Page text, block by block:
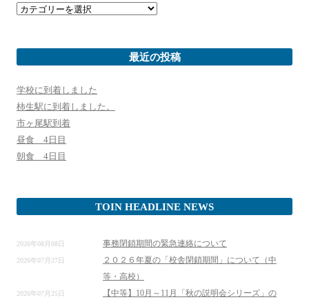
カ
テ
最近の投稿
学校に到着しました
柿生駅に到着しました。
市ヶ尾駅到着
昼食 4日目
朝食 4日目
TOIN HEADLINE NEWS
2026年08月08日 事務閉鎖期間の緊急連絡について
2026年07月27日
２０２６年夏の「校舎閉鎖期間」について（中
等・高校）
2026年07月25日
【中等】10月～11月「秋の説明会シリーズ」の